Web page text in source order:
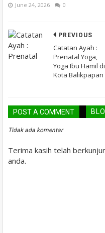
June 24, 2026 0
PREVIOUS
Catatan Ayah :
Prenatal Yoga,
Yoga Ibu Hamil di
Kota Balikpapan
POST A COMMENT
Tidak ada komentar
Terima kasih telah
anda.